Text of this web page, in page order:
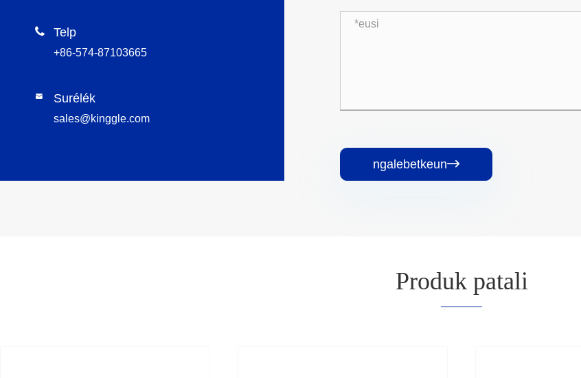
 Telp
+86-574-87103665
 Surélék
sales@kinggle.com
ngalebetkeun
Produk patali